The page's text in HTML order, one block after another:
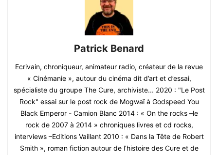
Patrick Benard
Ecrivain, chroniqueur, animateur radio, créateur de la revue
« Cinémanie », autour du cinéma dit d’art et d’essai,
spécialiste du groupe The Cure, archiviste... 2020 : "Le Post
Rock" essai sur le post rock de Mogwaï à Godspeed You
Black Emperor - Camion Blanc 2014 : « On the rocks –le
rock de 2007 à 2014 » chroniques livres et cd rocks,
interviews –Editions Vaillant 2010 : « Dans la Tête de Robert
Smith », roman fiction autour de l’histoire des Cure et de